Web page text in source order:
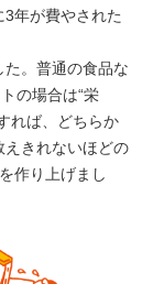
年が費やされた
。普通の食品な
の場合は“栄
れば、どちらか
えきれないほどの
作り上げまし